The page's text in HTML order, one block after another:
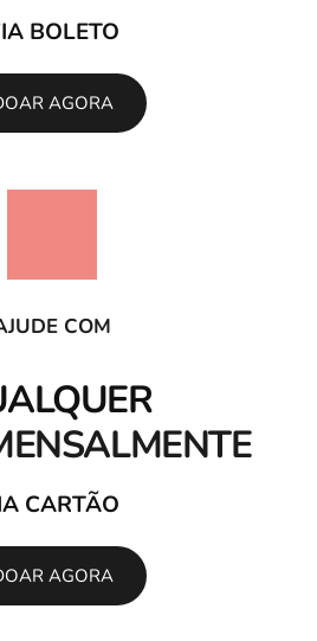
BOLETO
AGORA
COM
CARTÃO
AGORA